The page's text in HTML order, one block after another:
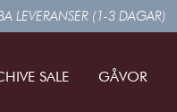
LEVERANSER (1-3 DAGAR)
SALE GÅVOR